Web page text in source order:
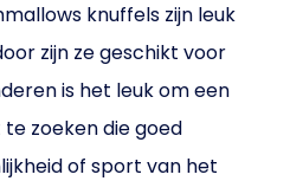
knuffels zijn leuk
zijn ze geschikt voor
is het leuk om een
te zoeken die goed
of sport van het